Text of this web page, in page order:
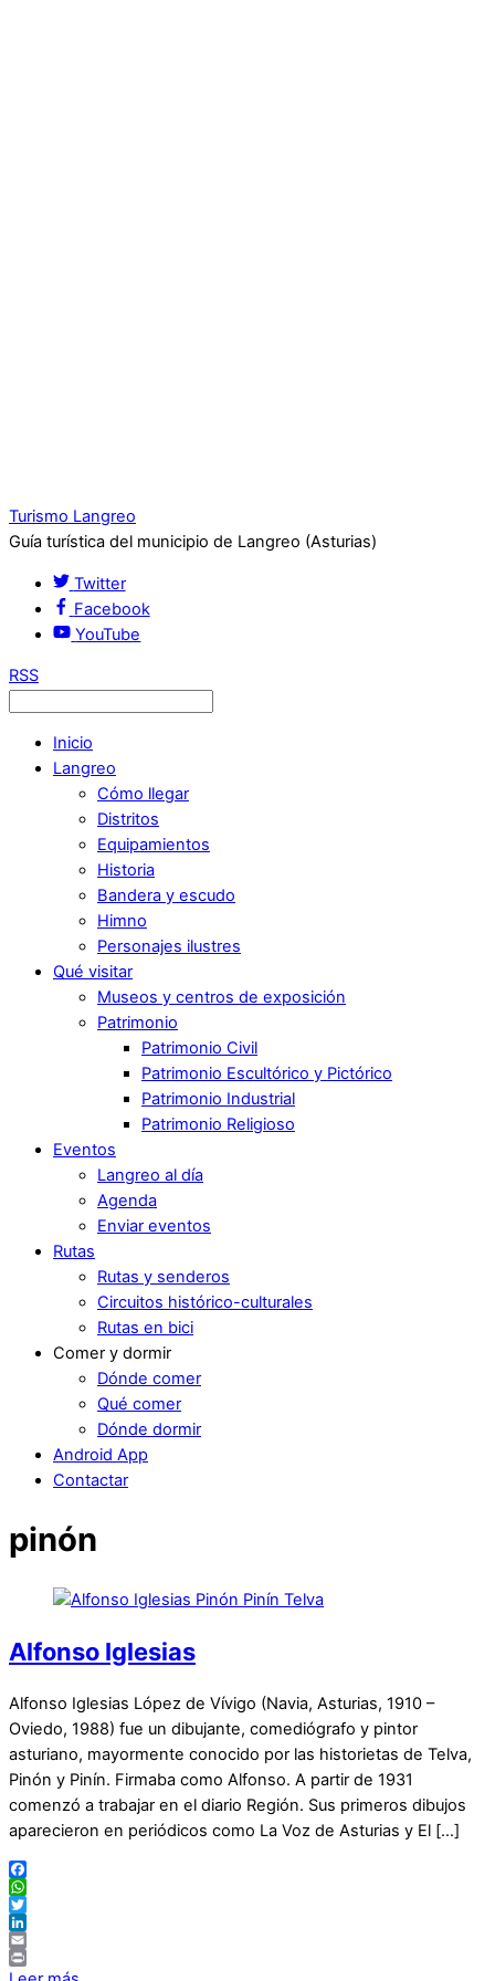
Turismo Langreo
Guía turística del municipio de Langreo (Asturias)
Twitter
Facebook
YouTube
RSS
Inicio
Langreo
Cómo llegar
Distritos
Equipamientos
Historia
Bandera y escudo
Himno
Personajes ilustres
Qué visitar
Museos y centros de exposición
Patrimonio
Patrimonio Civil
Patrimonio Escultórico y Pictórico
Patrimonio Industrial
Patrimonio Religioso
Eventos
Langreo al día
Agenda
Enviar eventos
Rutas
Rutas y senderos
Circuitos histórico-culturales
Rutas en bici
Comer y dormir
Dónde comer
Qué comer
Dónde dormir
Android App
Contactar
pinón
Alfonso Iglesias
Alfonso Iglesias López de Vívigo (Navia, Asturias, 1910 –
Oviedo, 1988) fue un dibujante, comediógrafo y pintor
asturiano, mayormente conocido por las historietas de Telva,
Pinón y Pinín. Firmaba como Alfonso. A partir de 1931
comenzó a trabajar en el diario Región. Sus primeros dibujos
aparecieron en periódicos como La Voz de Asturias y El […]
Facebook
WhatsApp
Twitter
LinkedIn
Email
Print